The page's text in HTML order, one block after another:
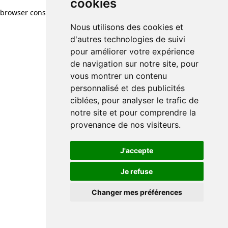
cookies
Nous utilisons des cookies et
d'autres technologies de suivi
pour améliorer votre expérience
de navigation sur notre site, pour
vous montrer un contenu
personnalisé et des publicités
ciblées, pour analyser le trafic de
notre site et pour comprendre la
provenance de nos visiteurs.
J'accepte
Je refuse
Changer mes préférences
browser console for more information)